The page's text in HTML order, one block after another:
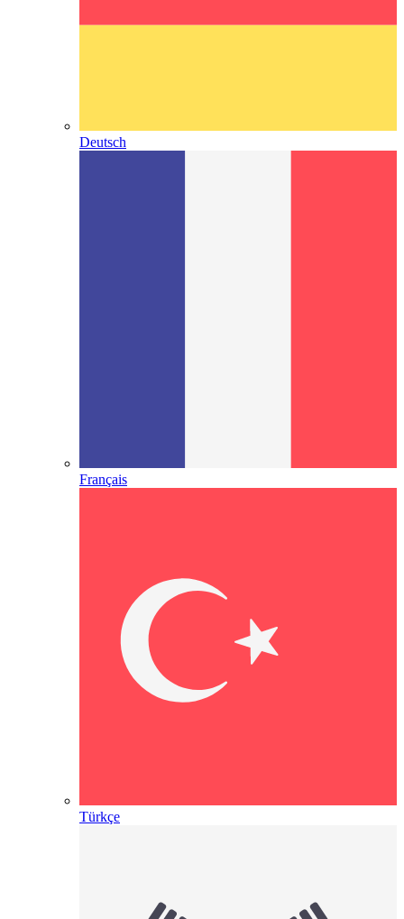
Deutsch
Français
Türkçe